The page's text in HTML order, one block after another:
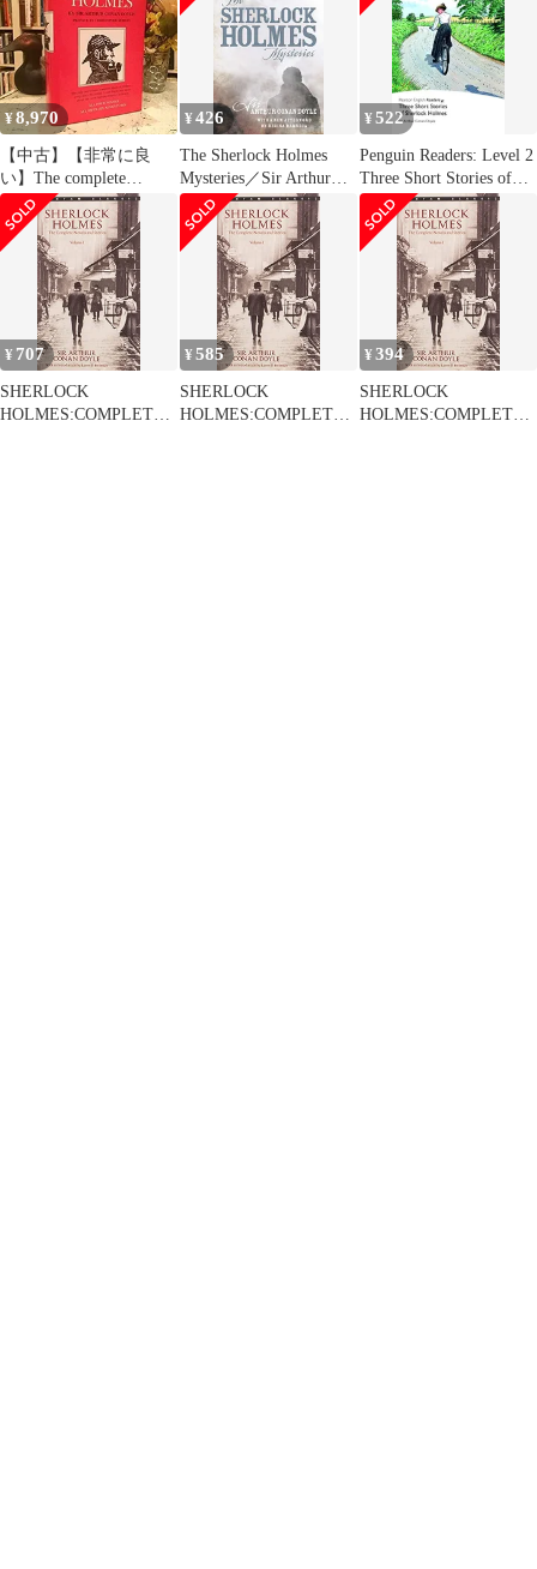
Page， Jeremy? Doyle，
Arthur Conan， Sir;
Scott， Susan_03
¥8,970
【中古】【非常に良
い】The complete
Sherlock Holmes
¥426
The Sherlock Holmes
Mysteries／Sir Arthur
Conan Doyle
¥522
Penguin Readers: Level 2
Three Short Stories of
Sherlock Holmes
(Penguin Readers，
Level 2)
¥ 707
SHERLOCK
HOLMES:COMPLETE
¥585
SHERLOCK
HOLMES:COMPLETE
¥394
SHERLOCK
HOLMES:COMPLETE